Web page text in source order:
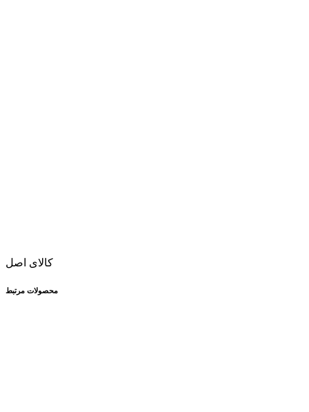
کالای اصل
محصولات مرتبط